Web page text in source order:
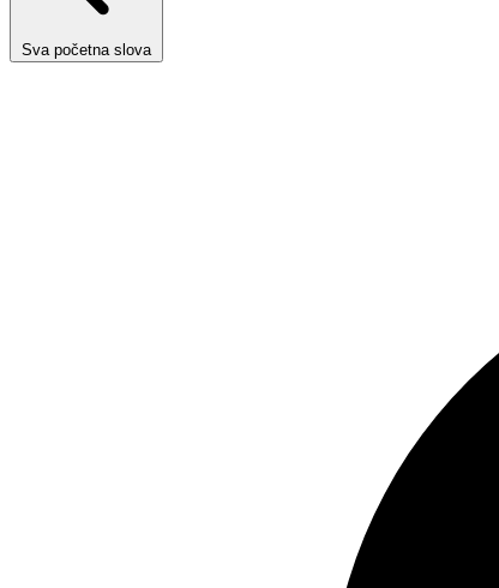
Sva početna slova